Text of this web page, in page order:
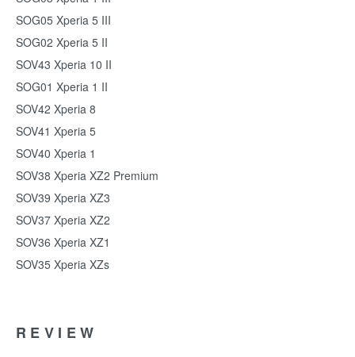
SOG05 Xperia 5 III
SOG02 Xperia 5 II
SOV43 Xperia 10 II
SOG01 Xperia 1 II
SOV42 Xperia 8
SOV41 Xperia 5
SOV40 Xperia 1
SOV38 Xperia XZ2 Premium
SOV39 Xperia XZ3
SOV37 Xperia XZ2
SOV36 Xperia XZ1
SOV35 Xperia XZs
REVIEW